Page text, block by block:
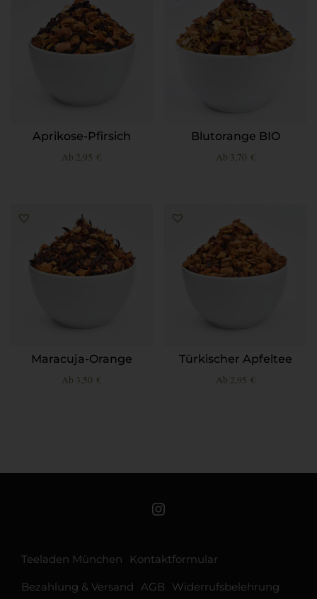
Aprikose-Pfirsich
Ab 2,95 €
Blutorange BIO
Ab 3,70 €
Maracuja-Orange
Ab 3,50 €
Türkischer Apfeltee
Ab 2,95 €
Teeschale auf Instagram
Teeladen München Kontaktformular
Bezahlung & Versand AGB Widerrufsbelehrung